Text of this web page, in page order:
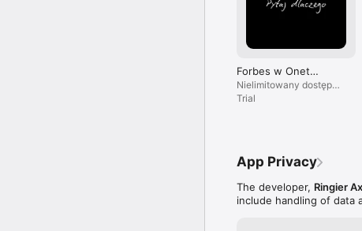
Forbes w Onet
Premium
Nielimitowany dostęp
do treści i brak reklam.
Trial
App Privacy
The developer, Ringier
include handling of data